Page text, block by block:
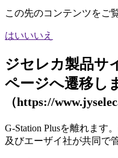
この先のコンテンツをご
はいいいえ
ジセレカ製品サ
ページへ遷移し
（https://
G-Station Plusを離れます
及びエーザイ社が共同で